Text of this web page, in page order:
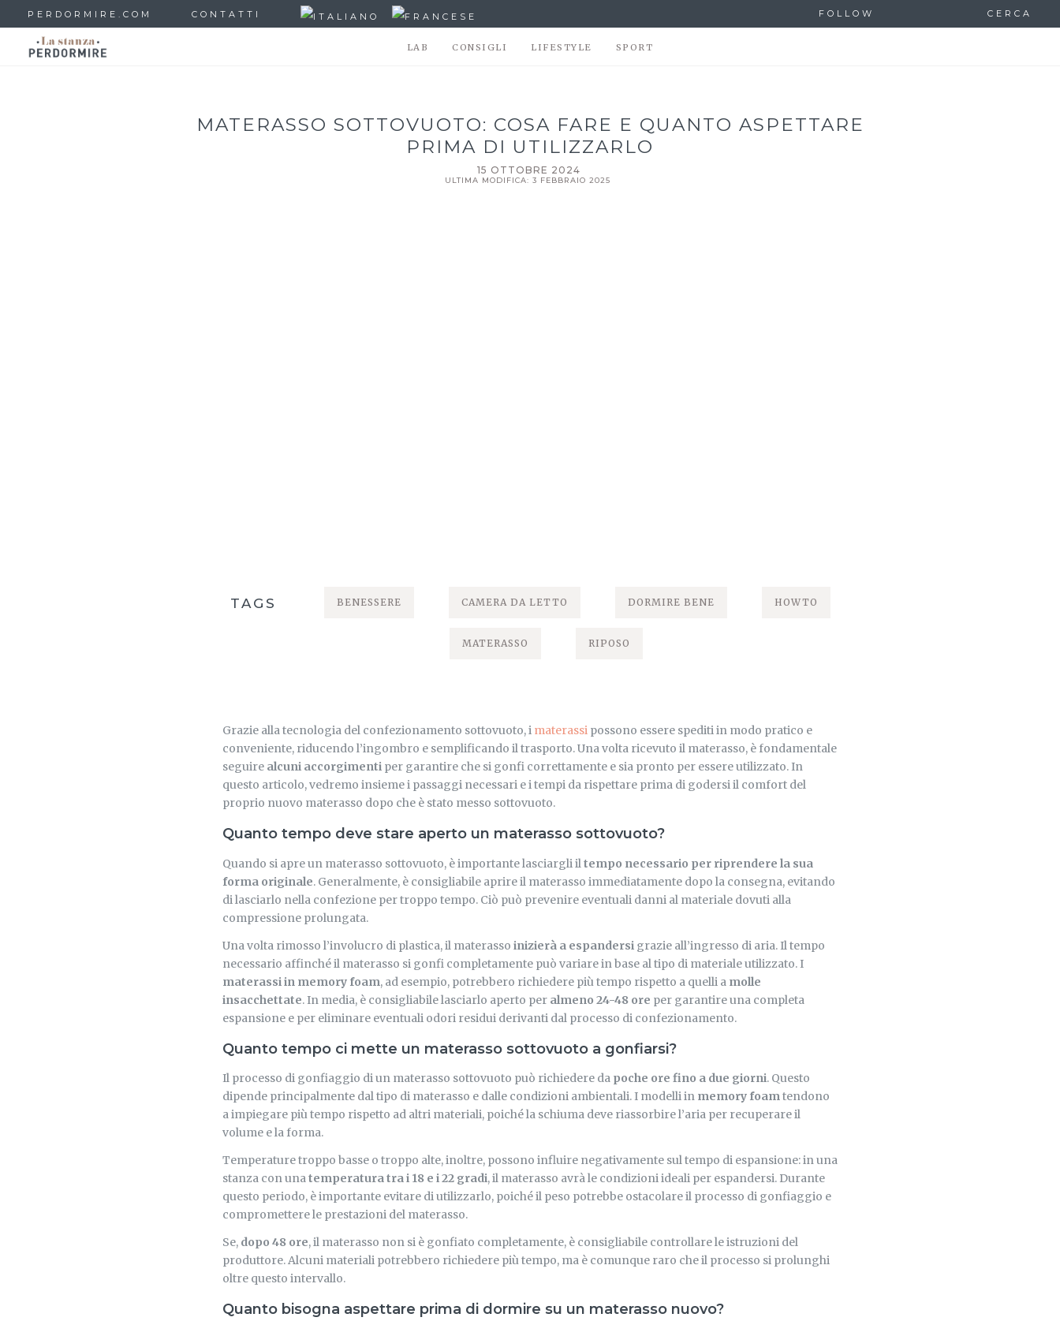
PERDORMIRE.COM CONTATTI CERCA
FOLLOW
LAB CONSIGLI LIFESTYLE SPORT
MATERASSO SOTTOVUOTO: COSA FARE E QUANTO ASPETTARE
PRIMA DI UTILIZZARLO
15 OTTOBRE 2024
ULTIMA MODIFICA: 3 FEBBRAIO 2025
TAGS BENESSERE CAMERA DA LETTO DORMIRE BENE HOWTO
MATERASSO RIPOSO
Grazie alla tecnologia del confezionamento sottovuoto, i materassi possono essere spediti in modo pratico e
conveniente, riducendo l’ingombro e semplificando il trasporto. Una volta ricevuto il materasso, è fondamentale
seguire alcuni accorgimenti per garantire che si gonfi correttamente e sia pronto per essere utilizzato. In
questo articolo, vedremo insieme i passaggi necessari e i tempi da rispettare prima di godersi il comfort del
proprio nuovo materasso dopo che è stato messo sottovuoto.
Quanto tempo deve stare aperto un materasso sottovuoto?
Quando si apre un materasso sottovuoto, è importante lasciargli iltempo necessario per riprendere la sua
forma originale. Generalmente, è consigliabile aprire il materasso immediatamente dopo la consegna, evitando
di lasciarlo nella confezione per troppo tempo. Ciò può prevenire eventuali danni al materiale dovuti alla
compressione prolungata.
Una volta rimosso l’involucro di plastica, il materasso inizierà a espandersi grazie all’ingresso di aria. Il tempo
necessario affinché il materasso si gonfi completamente può variare in base al tipo di materiale utilizzato. I
materassi in memory foam, ad esempio, potrebbero richiedere più tempo rispetto a quelli a molle
insacchettate. In media, è consigliabile lasciarlo aperto per almeno 24-48 ore per garantire una completa
espansione e per eliminare eventuali odori residui derivanti dal processo di confezionamento.
Quanto tempo ci mette un materasso sottovuoto a gonfiarsi?
Il processo di gonfiaggio di un materasso sottovuoto può richiedere da poche ore fino a due giorni. Questo
dipende principalmente dal tipo di materasso e dalle condizioni ambientali. I modelli in memory foamtendono
a impiegare più tempo rispetto ad altri materiali, poiché la schiuma deve riassorbire l’aria per recuperare il
volume e la forma.
Temperature troppo basse o troppo alte, inoltre, possono influire negativamente sul tempo di espansione: in una
stanza con unatemperatura tra i 18 e i 22 gradi, il materasso avrà le condizioni ideali per espandersi. Durante
questo periodo, è importante evitare di utilizzarlo, poiché il peso potrebbe ostacolare il processo di gonfiaggio e
compromettere le prestazioni del materasso.
Se, dopo 48 ore, il materasso non si è gonfiato completamente, è consigliabile controllare le istruzioni del
produttore. Alcuni materiali potrebbero richiedere più tempo, ma è comunque raro che il processo si prolunghi
oltre questo intervallo.
Quanto bisogna aspettare prima di dormire su un materasso nuovo?